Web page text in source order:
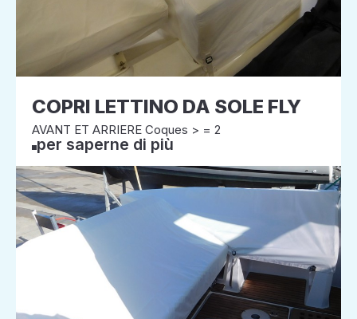
COPRI LETTINO DA SOLE FLY
AVANT ET ARRIERE Coques > = 2
per saperne di più